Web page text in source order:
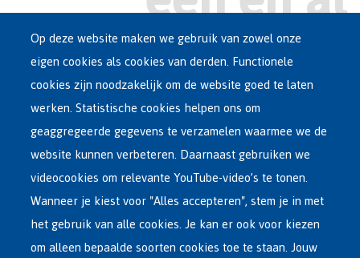
Main
Dutch
Menu
ASIEL IN BELGIË
OPVANGNETWERK
VRIJWILLIGE TERUGKEER
INTERNATIONAAL
OVER FEDASIL
Op deze website maken we gebruik van zowel onze
eigen cookies als cookies van derden. Functionele
cookies zijn noodzakelijk om de website goed te laten
werken. Statistische cookies helpen ons om
geaggregeerde gegevens te verzamelen waarmee we de
website kunnen verbeteren. Daarnaast gebruiken we
videocookies om relevante YouTube-video’s te tonen.
Wanneer je kiest voor "Alles accepteren", stem je in met
het gebruik van alle cookies. Je kan er ook voor kiezen
om alleen bepaalde soorten cookies toe te staan. Jouw